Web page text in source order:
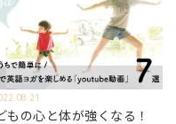
もの心と体が強くなる！